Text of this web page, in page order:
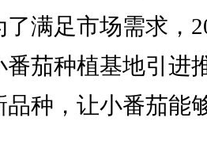
满足市场需求，
番茄种植基地引进
品种，让小番茄能